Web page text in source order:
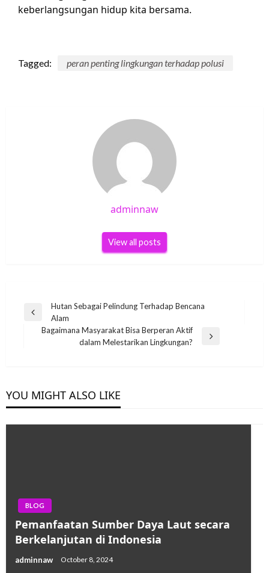
keberlangsungan hidup kita bersama.
Tagged: peran penting lingkungan terhadap polusi
adminnaw
View all posts
Post
navigation
Previous
Hutan Sebagai Pelindung Terhadap Bencana
Alam
Bagaimana Masyarakat Bisa Berperan Aktif
dalam Melestarikan Lingkungan?
YOU MIGHT ALSO LIKE
BLOG
Pemanfaatan Sumber Daya Laut secara
Berkelanjutan di Indonesia
adminnaw October 8, 2024